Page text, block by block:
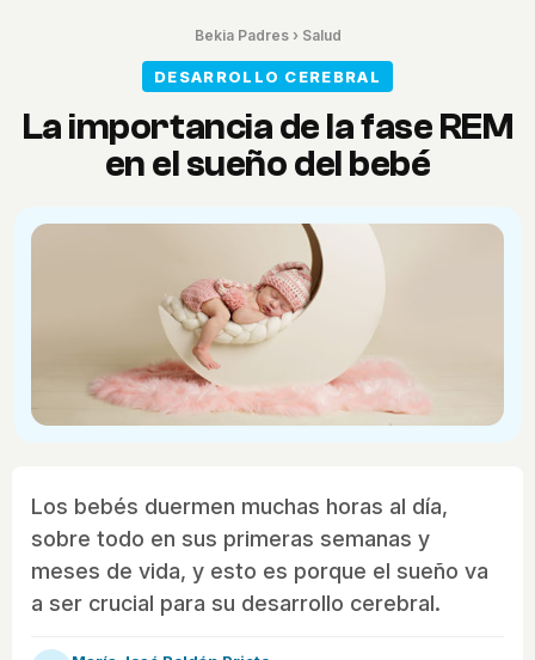
Bekia Padres› Salud
DESARROLLO CEREBRAL
La importancia de la fase REM
en el sueño del bebé
Los bebés duermen muchas horas al día,
sobre todo en sus primeras semanas y
meses de vida, y esto es porque el sueño va
a ser crucial para su desarrollo cerebral.